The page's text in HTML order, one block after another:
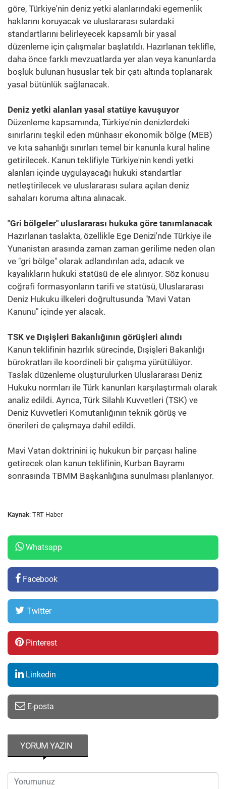
göre, Türkiye'nin deniz yetki alanlarındaki egemenlik
haklarını koruyacak ve uluslararası sulardaki
standartlarını belirleyecek kapsamlı bir yasal
düzenleme için çalışmalar başlatıldı. Hazırlanan teklifle,
daha önce farklı mevzuatlarda yer alan veya kanunlarda
boşluk bulunan hususlar tek bir çatı altında toplanarak
yasal bütünlük sağlanacak.
Deniz yetki alanları yasal statüye kavuşuyor
Düzenleme kapsamında, Türkiye'nin denizlerdeki
sınırlarını teşkil eden münhasır ekonomik bölge (MEB)
ve kıta sahanlığı sınırları temel bir kanunla kural haline
getirilecek. Kanun teklifiyle Türkiye'nin kendi yetki
alanları içinde uygulayacağı hukuki standartlar
netleştirilecek ve uluslararası sulara açılan deniz
sahaları koruma altına alınacak.
"Gri bölgeler" uluslararası hukuka göre tanımlanacak
Hazırlanan taslakta, özellikle Ege Denizi'nde Türkiye ile
Yunanistan arasında zaman zaman gerilime neden olan
ve "gri bölge" olarak adlandırılan ada, adacık ve
kayalıkların hukuki statüsü de ele alınıyor. Söz konusu
coğrafi formasyonların tarifi ve statüsü, Uluslararası
Deniz Hukuku ilkeleri doğrultusunda "Mavi Vatan
Kanunu" içinde yer alacak.
TSK ve Dışişleri Bakanlığının görüşleri alındı
Kanun teklifinin hazırlık sürecinde, Dışişleri Bakanlığı
bürokratları ile koordineli bir çalışma yürütülüyor.
Taslak düzenleme oluşturulurken Uluslararası Deniz
Hukuku normları ile Türk kanunları karşılaştırmalı olarak
analiz edildi. Ayrıca, Türk Silahlı Kuvvetleri (TSK) ve
Deniz Kuvvetleri Komutanlığının teknik görüş ve
önerileri de çalışmaya dahil edildi.
Mavi Vatan doktrinini iç hukukun bir parçası haline
getirecek olan kanun teklifinin, Kurban Bayramı
sonrasında TBMM Başkanlığına sunulması planlanıyor.
Kaynak: TRT Haber
Whatsapp
Facebook
Twitter
Pinterest
Linkedin
E-posta
YORUM YAZIN